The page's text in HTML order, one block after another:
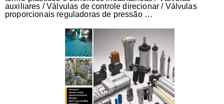
auxiliares / Válvulas de controle direcionar / Válvulas
proporcionais reguladoras de pressão …